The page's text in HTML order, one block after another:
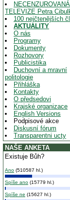
NECENZUROVANÁ
TELEVIZE Petra
100 nejčtenějších
AKTUALITY
O nás
Programy
Dokumenty
Rozhovory
Publicistika
Duchovní a mravní
politologie
Přihláška
Kontakty
O předsedovi
Krajské organizace
English Versions
Podpisové akce
Diskusní fórum
Transparentni ucty
NAŠE ANKETA
Existuje Bůh?
Ano (510587 hl.)
Spíše ano (15779 hl.)
Spíše ne (15627 hl.)